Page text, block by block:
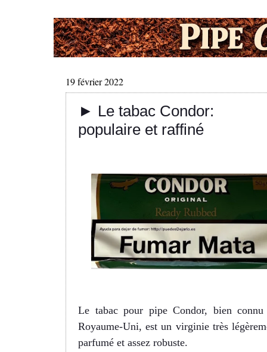
19 février 2022
► Le tabac Condor:
populaire et raffiné
Le tabac pour pipe Condor, bien connu
Royaume-Uni, est un virginie très
parfumé et assez robuste.